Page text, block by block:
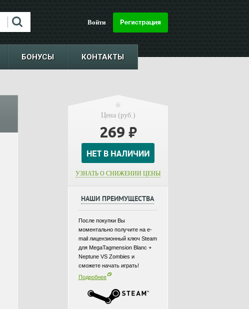
Войти
БОНУСЫ КОНТАКТЫ
Цена (руб.)
269 ₽
УЗНАТЬ О СНИЖЕНИИ ЦЕНЫ
НАШИ ПРЕИМУЩЕСТВА
После покупки Вы
моментально получите на e-
mail лицензионный ключ Steam
для MegaTagmension Blanc +
Neptune VS Zombies и
сможете начать играть!
Подробнее